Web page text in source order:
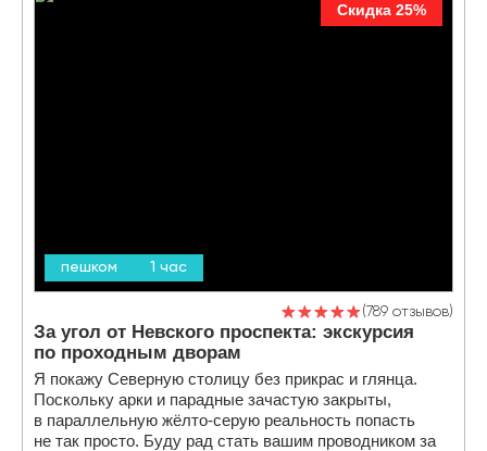
пешком 1 час
Скидка 25%
789 отзывов
За угол от Невского проспекта: экскурсия
по проходным дворам
Я покажу Северную столицу без прикрас и глянца.
Поскольку арки и парадные зачастую закрыты,
в параллельную жёлто-серую реальность попасть
не так просто. Буду рад стать вашим проводником за